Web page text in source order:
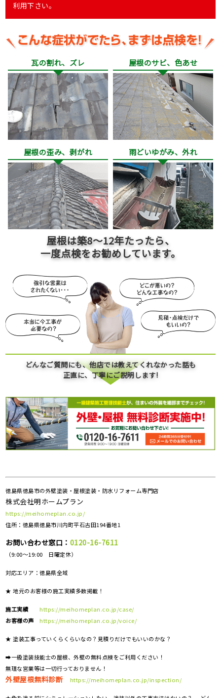
利用下さい。
瓦の割れ、ズレ 屋根のサビ、色あせ
屋根の歪み、剥がれ 雨どいゆがみ、外れ
屋根は築8～12年たったら、
一度点検をお勧めしています。
どんなご質問にも、他店では教えてくれなかった話も
正直に、丁寧にご説明します!
徳島県徳島市の外壁塗装・屋根塗装・防水リフォーム専門店
株式会社明ホームプラン
https://meihomeplan.co.jp/
住所：徳島県徳島市川内町平石古田194番地1
お問い合わせ窓口： 0120-16-7611
（9:00～19:00 日曜定休）
対応エリア：徳島県全域
★ 地元のお客様の施工実績多数掲載！
施工実績
https://meihomeplan.co.jp/case/
お客様の声
https://meihomeplan.co.jp/voice/
★ 塗装工事っていくらくらいなの？見積りだけでもいいのかな？
➡一級塗装技能士の屋根、外壁の無料点検をご利用ください！
無理な営業等は一切行っておりません！
外壁屋根無料診断 https://meihomeplan.co.jp/inspection/